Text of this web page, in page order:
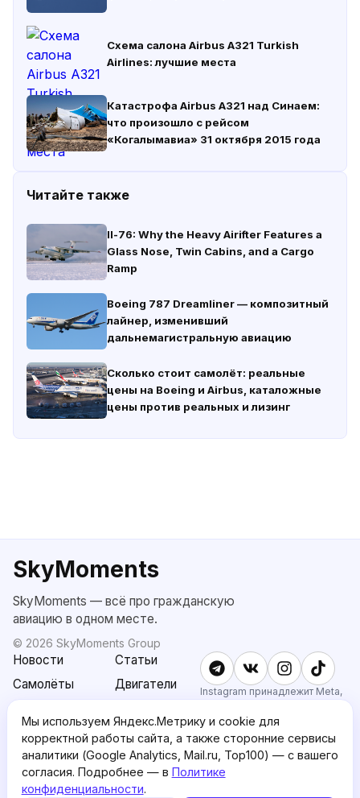
Схема салона Airbus A321 Turkish
Airlines: лучшие места
Катастрофа Airbus A321 над Синаем:
что произошло с рейсом
«Когалымавиа» 31 октября 2015 года
Читайте также
Il-76: Why the Heavy Airifter Features a
Glass Nose, Twin Cabins, and a Cargo
Ramp
Boeing 787 Dreamliner — композитный
лайнер, изменивший
дальнемагистральную авиацию
Сколько стоит самолёт: реальные
цены на Boeing и Airbus, каталожные
цены против реальных и лизинг
SkyMoments
SkyMoments — всё про гражданскую
авиацию в одном месте.
© 2026 SkyMoments Group
Новости
Статьи
Самолёты
Двигатели
AI: Altair
SkyMoments
Pro
О проекте
Пользовательское
соглашение
Instagram принадлежит Meta,
признанной экстремистской и
запрещённой в РФ.
Мы используем Яндекс.Метрику и cookie для
корректной работы сайта, а также сторонние сервисы
аналитики (Google Analytics, Mail.ru, Top100) — с вашего
согласия. Подробнее — в Политике
конфиденциальности.